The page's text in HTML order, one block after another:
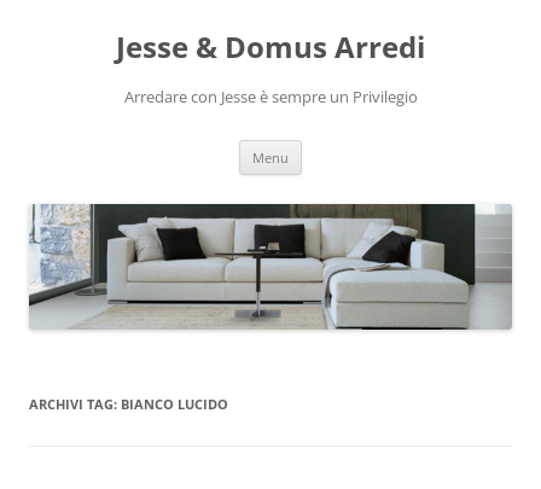
Jesse & Domus Arredi
Arredare con Jesse è sempre un Privilegio
Menu
ARCHIVI TAG: BIANCO LUCIDO